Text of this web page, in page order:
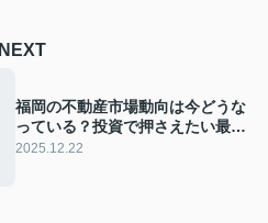
NEXT
福岡の不動産市場動向は今どうな
っている？投資で押さえたい最新
ポイントをご紹介
2025.12.22